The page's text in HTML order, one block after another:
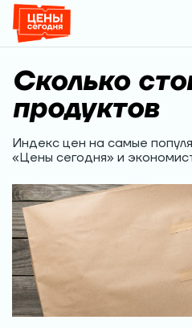
Сколько
продуктов
Индекс цен на самые
«Цены сегодня» и